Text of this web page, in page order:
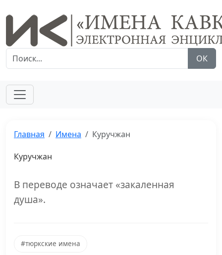
ОК
Главная Имена Куручжан
Куручжан
В переводе означает «закаленная
душа».
#тюркские имена